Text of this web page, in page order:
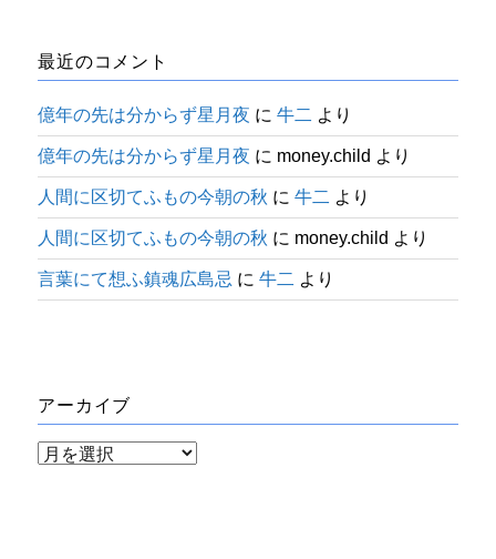
最近のコメント
億年の先は分からず星月夜 に牛二 より
億年の先は分からず星月夜 に money.child より
人間に区切てふもの今朝の秋 に牛二 より
人間に区切てふもの今朝の秋 に money.child より
言葉にて想ふ鎮魂広島忌 に牛二 より
アーカイブ
ア